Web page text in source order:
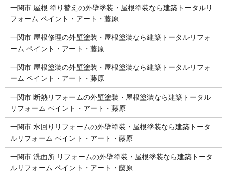
一関市 屋根 塗り替えの外壁塗装・屋根塗装なら建築トータルリ
フォーム ペイント・アート・藤原
一関市 屋根修理の外壁塗装・屋根塗装なら建築トータルリフォ
ーム ペイント・アート・藤原
一関市 屋根塗装の外壁塗装・屋根塗装なら建築トータルリフォ
ーム ペイント・アート・藤原
一関市 断熱リフォームの外壁塗装・屋根塗装なら建築トータル
リフォーム ペイント・アート・藤原
一関市 水回りリフォームの外壁塗装・屋根塗装なら建築トータ
ルリフォーム ペイント・アート・藤原
一関市 洗面所 リフォームの外壁塗装・屋根塗装なら建築トータ
ルリフォーム ペイント・アート・藤原